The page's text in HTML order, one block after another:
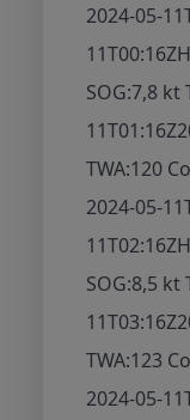
2024-05-
11T00:16Z
SOG:7,8 kt
11T01:16Z
TWA:120
2024-05-
11T02:16Z
SOG:8,5 kt
11T03:16Z
TWA:123
2024-05-